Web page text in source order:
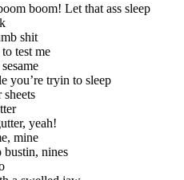
boom! Let that ass sleep
shit
test me
you’re tryin to sleep
yeah!
mine
bustin, nines